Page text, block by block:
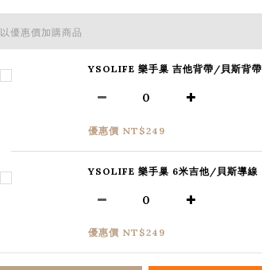
以優惠價加購商品
YSOLIFE 樂手巢 吉他背帶/貝斯背帶
優惠價 NT$249
YSOLIFE 樂手巢 6米吉他/貝斯導線
優惠價 NT$249